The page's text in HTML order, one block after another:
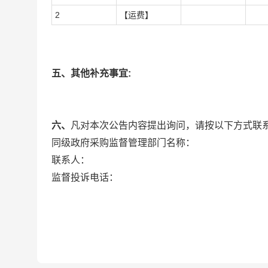
2 【运费】
五、其他补充事宜:
六、
凡对本次公告内容提出询问，请按以下方式联
同级政府采购监督管理部门名称：
联系人：
监督投诉电话：